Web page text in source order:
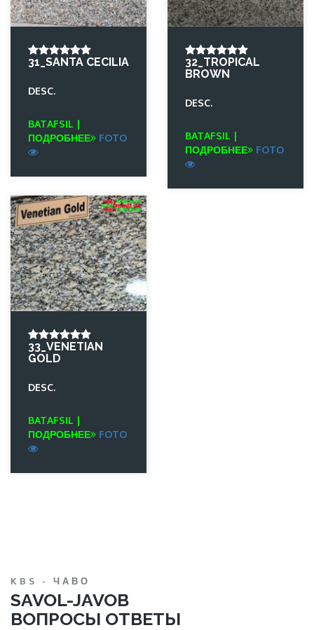
31_SANTA CECILIA
DESC.
BATAFSIL |
ПОДРОБНЕЕ
FOTO
32_TROPICAL
BROWN
DESC.
BATAFSIL |
ПОДРОБНЕЕ
FOTO
33_VENETIAN
GOLD
DESC.
BATAFSIL |
ПОДРОБНЕЕ
FOTO
KBS - ЧАВО
SAVOL-JAVOB
ВОПРОСЫ ОТВЕТЫ